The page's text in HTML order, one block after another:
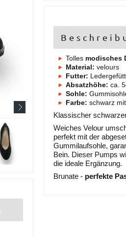
Tolles modisches
Material: velours
Futter:
Absatzhöhe: ca.
Sohle:
Farbe: schwarz
Klassischer
Weiches Velour
perfekt mit der
Gummilaufsohle,
Bein. Dieser Pumps
die ideale Ergänzung.
Brunate - perfekte